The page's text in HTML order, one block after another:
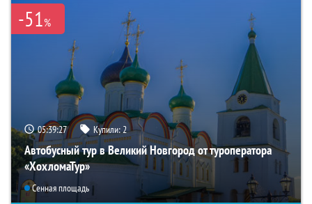
-51%
05:39:26 Купили:2
Автобусный тур в Великий Новгород от туроператора
«ХохломаТур»
Сенная площадь